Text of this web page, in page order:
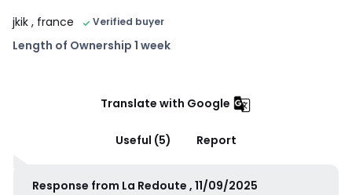
jkik , france Verified buyer
Length of Ownership 1 week
Translate with Google
Useful (5) Report
Response from La Redoute , 11/09/2025